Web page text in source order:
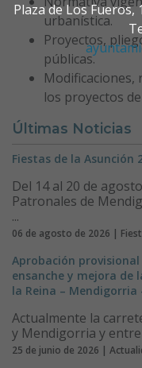
Plaza de Los Fueros,
urbanística.
Proyectos,
públicas.
Modificaciones,
los proyectos
Últimas Noticias
Fiestas de la Asunción
Del 14 al 20 de
Patronales de
...
06 de agosto de 2026 |
Aprobación
ensanche y mejora de
la Reina – Mendigorria
Actualmente la
y Mendigorria y
25 de junio de 2026 |